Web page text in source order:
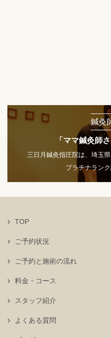
鍼灸
「ママ鍼灸師
三日月鍼灸指圧院は、埼玉
プラチナランク認
TOP
ご予約状況
ご予約と施術の流れ
料金・コース
スタッフ紹介
よくある質問